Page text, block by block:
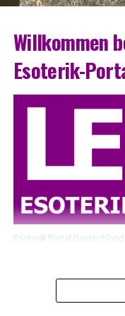
Will­kom­men
Esoterik-
Eso­te­rik Por­tal Deutschland
Inspi­ra­tio­nen zu